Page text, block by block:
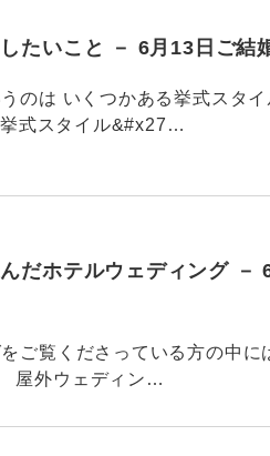
たいこと － 6月13日ご結
のは いくつかある挙式スタ
式スタイル&#x27…
だホテルウェディング －
ご覧くださっている方の中に
外ウェディン…